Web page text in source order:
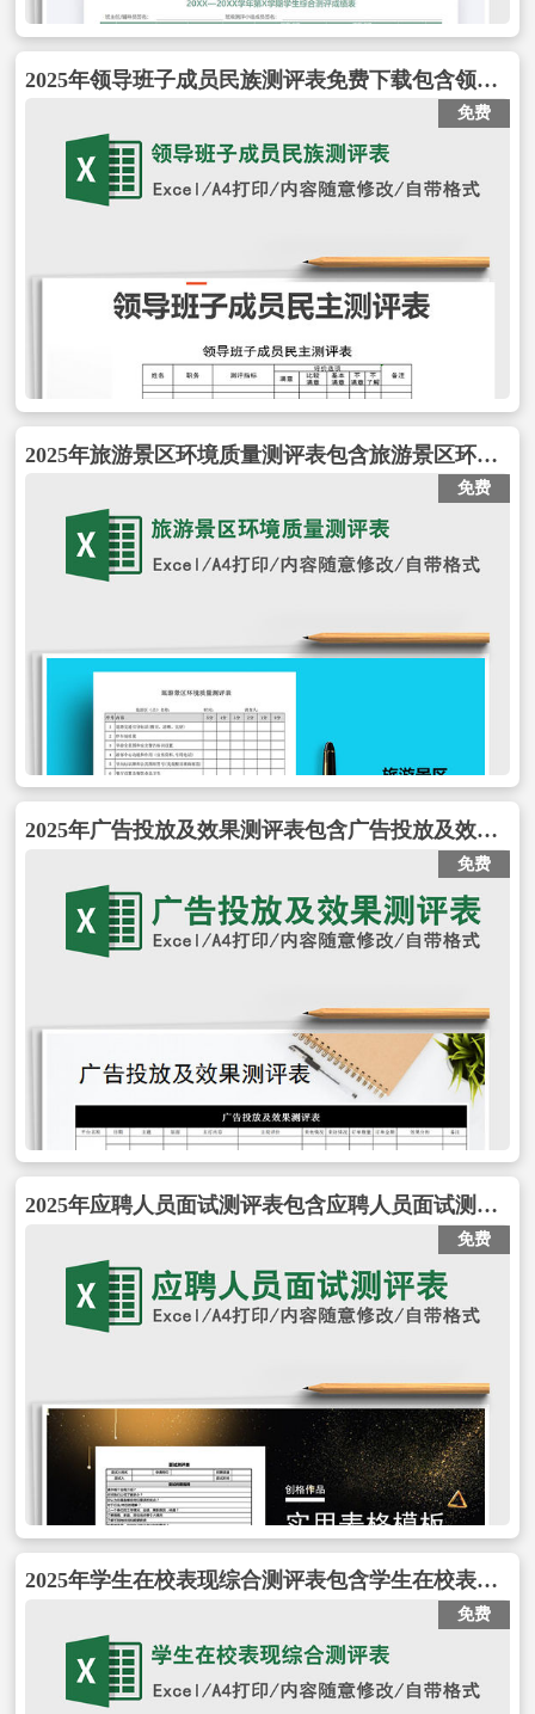
2025年领导班子成员民族测评表免费下载包含领导班子成员民族测评表
免费
2025年旅游景区环境质量测评表包含旅游景区环境质量测评表
免费
2025年广告投放及效果测评表包含广告投放及效果测评表
免费
2025年应聘人员面试测评表包含应聘人员面试测评表
免费
2025年学生在校表现综合测评表包含学生在校表现综合测评表
免费